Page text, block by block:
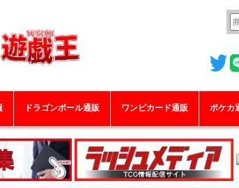
ドラゴンボール通販 ワンピカード通販 ポケカ